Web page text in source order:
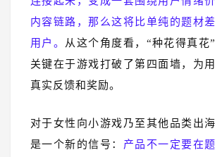
内容链路，那么这将比单纯的题材
用户。 从这个角度看，“种花得真花
关键在于游戏打破了第四面墙，为
真实反馈和奖励。
对于女性向小游戏乃至其他品类出
是一个新的信号： 产品不一定要在